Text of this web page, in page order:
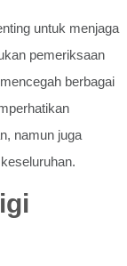
untuk menjaga
pemeriksaan
berbagai
namun juga